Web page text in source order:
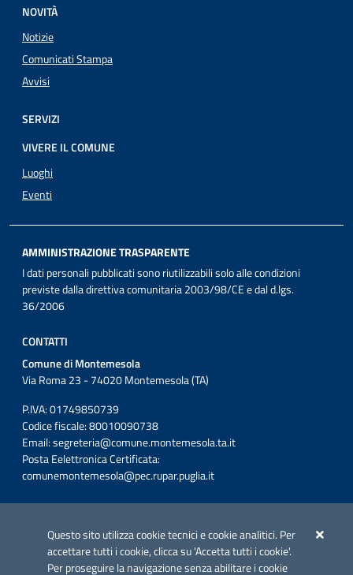
Questo sito utilizza cookie tecnici e cookie analitici. Per
accettare tutti i cookie, clicca su 'Accetta tutti i cookie'.
Per proseguire la navigazione senza abilitare i cookie
NOVITÀ
Notizie
Comunicati Stampa
Avvisi
SERVIZI
VIVERE IL COMUNE
Luoghi
Eventi
AMMINISTRAZIONE TRASPARENTE
I dati personali pubblicati sono riutilizzabili solo alle condizioni
previste dalla direttiva comunitaria 2003/98/CE e dal d.lgs.
36/2006
CONTATTI
Comune di Montemesola
Via Roma 23 - 74020 Montemesola (TA)
P.IVA: 01749850739
Codice fiscale: 80010090738
Email:segreteria@comune.montemesola.ta.it
Posta Eelettronica Certificata:
comunemontemesola@pec.rupar.puglia.it
Azione 2.3.